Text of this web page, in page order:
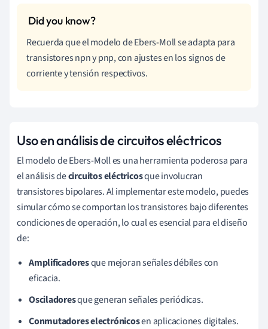
Recuerda que el modelo de Ebers-Moll se adapta para
transistores npn y pnp, con ajustes en los signos de
corriente y tensión respectivos.
Uso en análisis de circuitos eléctricos
El modelo de Ebers-Moll es una herramienta poderosa para
el análisis decircuitos eléctricosque involucran
transistores bipolares. Al implementar este modelo, puedes
simular cómo se comportan los transistores bajo diferentes
condiciones de operación, lo cual es esencial para el diseño
de:
Amplificadoresque mejoran señales débiles con
eficacia.
Osciladoresque generan señales periódicas.
Conmutadores electrónicosen aplicaciones digitales.